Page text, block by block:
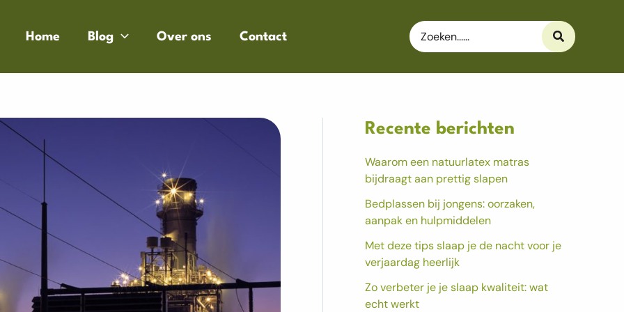
Home Blog Over ons Contact
Search
for:
Recente berichten
Waarom een natuurlatex matras
bijdraagt aan prettig slapen
Bedplassen bij jongens: oorzaken,
aanpak en hulpmiddelen
Met deze tips slaap je de nacht voor je
verjaardag heerlijk
Zo verbeter je je slaap kwaliteit: wat
echt werkt